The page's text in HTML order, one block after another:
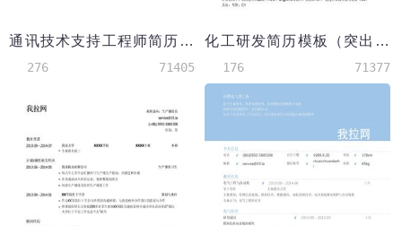
通讯技术支持工程师简历模板
276 71405
化工研发简历模板（突出项目经历）
176 71377